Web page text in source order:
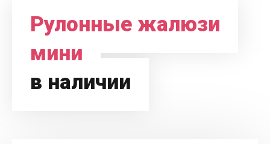
Рулонные жалюзи
мини
в наличии